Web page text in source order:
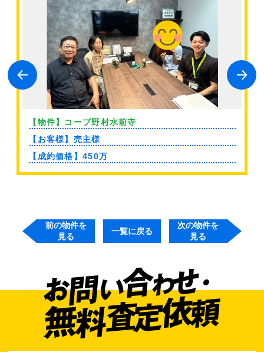
【物件】コープ野村水前寺
【お客様】売主様
【成約価格】450万
前の物件を
見る
一覧に戻る
次の物件を
見る